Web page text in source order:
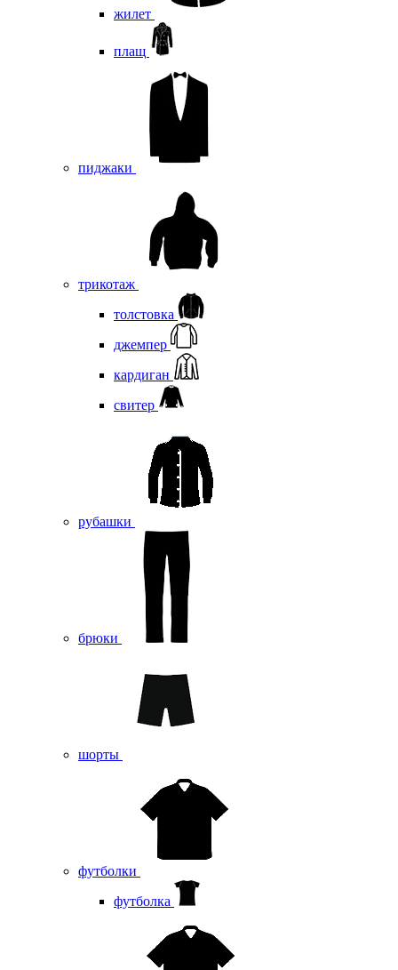
жилет
плащ
пиджаки
трикотаж
толстовка
джемпер
кардиган
свитер
рубашки
брюки
шорты
футболки
футболка